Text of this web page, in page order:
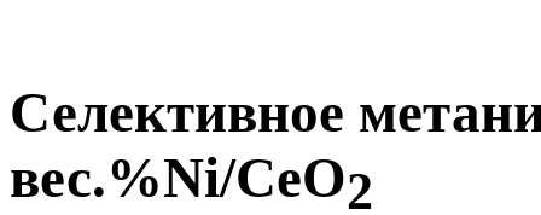
Селективное
вес.%Ni/CeO2